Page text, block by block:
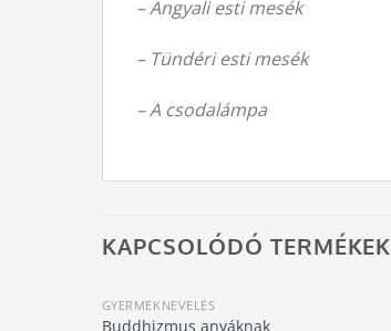
– Angyali esti mesék
– Tündéri esti mesék
– A csodalámpa
KAPCSOLÓDÓ TERMÉKEK
GYERMEKNEVELÉS
Buddhizmus anyáknak